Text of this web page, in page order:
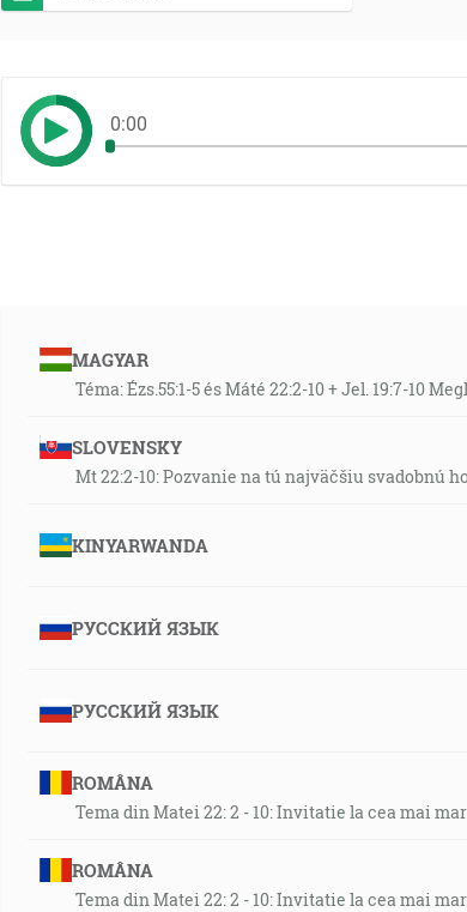
0:00
MAGYAR
Téma: Ézs.55:1-5 és Máté 22:2-10 + Jel. 19:7-10
SLOVENSKY
Mt 22:2-10: Pozvanie na tú najväčšiu svadobnú
KINYARWANDA
РУССКИЙ ЯЗЫК
РУССКИЙ ЯЗЫК
ROMÂNA
Tema din Matei 22: 2 - 10: Invitatie la cea mai
ROMÂNA
Tema din Matei 22: 2 - 10: Invitatie la cea mai